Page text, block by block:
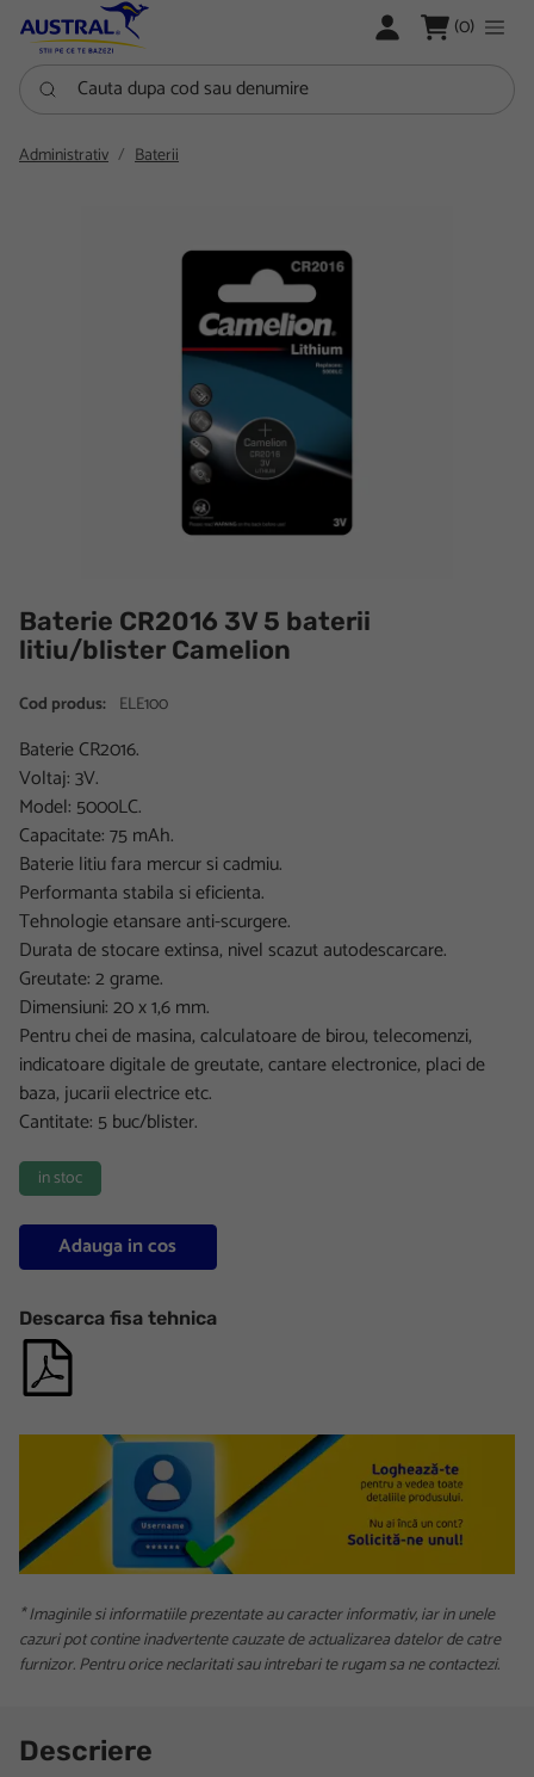
LOGARE (0)
Cauta dupa cod sau denumire
Administrativ Baterii
Baterie CR2016 3V 5 baterii
litiu/blister Camelion
Cod produs: ELE100
Baterie CR2016.
Voltaj: 3V.
Model: 5000LC.
Capacitate: 75 mAh.
Baterie litiu fara mercur si cadmiu.
Performanta stabila si eficienta.
Tehnologie etansare anti-scurgere.
Durata de stocare extinsa, nivel scazut autodescarcare.
Greutate: 2 grame.
Dimensiuni: 20 x 1,6 mm.
Pentru chei de masina, calculatoare de birou, telecomenzi,
indicatoare digitale de greutate, cantare electronice, placi de
baza, jucarii electrice etc.
Cantitate: 5 buc/blister.​
in stoc
Adauga in cos
Descarca fisa tehnica
* Imaginile si informatiile prezentate au caracter informativ, iar in unele
cazuri pot contine inadvertente cauzate de actualizarea datelor de catre
furnizor. Pentru orice neclaritati sau intrebari te rugam sa ne contactezi.
Descriere